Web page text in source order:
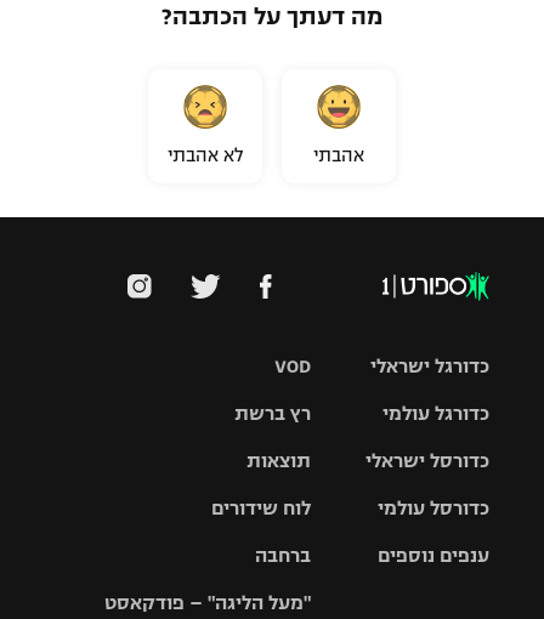
מה דעתך על הכתבה?
אהבתי לא אהבתי
VOD
רץ ברשת
תוצאות
לוח שידורים
ברחבה
"מעל הליגה" – פודקאסט
כדורגל ישראלי
גביע הטוטו
כדורגל עולמי
האלופות
ליגה
כדורסל ישראלי
סל
כדורסל עולמי
ענפים נוספים